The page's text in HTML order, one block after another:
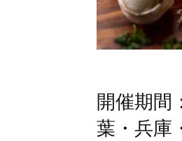
開催期間
葉・兵庫